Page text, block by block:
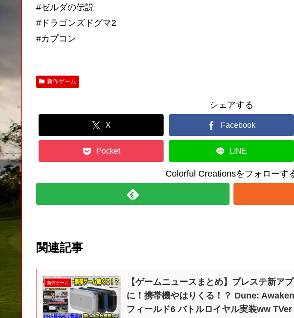
#ゼルダの伝説
#ドラゴンズドグマ2
#カプコン
新作ゲーム
シェアする
X Facebook
Pocket LINE
Colorful Creationsをフォローす
関連記事
新作ゲーム
【ゲームニュースまとめ】プレステ新ア
に！携帯機やはりくる！？ Dune:
フィールド6 バトルロイヤル実装ww TVer